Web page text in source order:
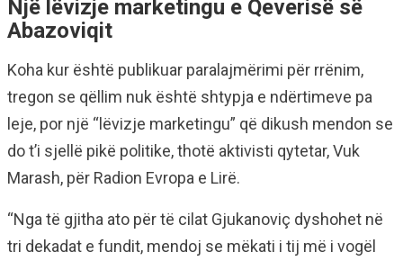
Një lëvizje marketingu e Qeverisë së
Abazoviqit
Koha kur është publikuar paralajmërimi për rrënim,
tregon se qëllim nuk është shtypja e ndërtimeve pa
leje, por një “lëvizje marketingu” që dikush mendon se
do t’i sjellë pikë politike, thotë aktivisti qytetar, Vuk
Marash, për Radion Evropa e Lirë.
“Nga të gjitha ato për të cilat Gjukanoviç dyshohet në
tri dekadat e fundit, mendoj se mëkati i tij më i vogël